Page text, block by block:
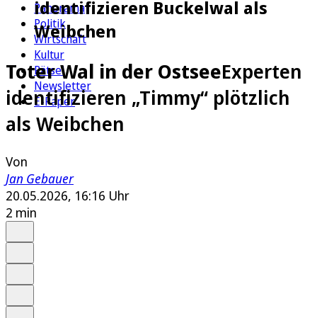
Panorama
Politik
Wirtschaft
Kultur
Rätsel
Newsletter
E-Paper
identifizieren Buckelwal als
Weibchen
Toter Wal in der OstseeExperten
identifizieren „Timmy“ plötzlich
als Weibchen
Von
Jan Gebauer
20.05.2026, 16:16 Uhr
2 min